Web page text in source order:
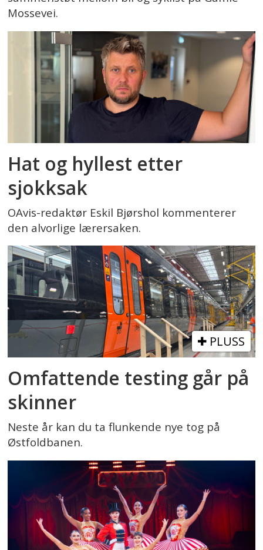
Mossevei.
Hat og hyllest etter
sjokksak
OAvis-redaktør Eskil Bjørshol kommenterer
den alvorlige lærersaken.
PLUSS
Omfattende testing går på
skinner
Neste år kan du ta flunkende nye tog på
Østfoldbanen.